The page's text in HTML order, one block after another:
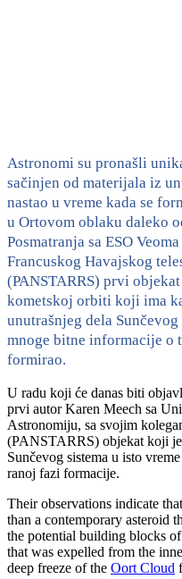
Astronomi su pronašli
sačinjen od materijala iz
nastao u vreme kada se
u Ortovom oblaku daleko
Posmatranja sa ESO
Francuskog Havajskog
(PANSTARRS) prvi
kometskoj orbiti koji ima
unutrašnjeg dela
mnoge bitne informacije o
formirao.
U radu koji će danas biti
prvi autor Karen Meech sa
Astronomiju, sa svojim
(PANSTARRS) objekat koji
Sunčevog sistema u isto
ranoj fazi formacije.
Their observations indicate
than a contemporary asteroid
the potential building blocks
that was expelled from the
deep freeze of the Oort Cloud